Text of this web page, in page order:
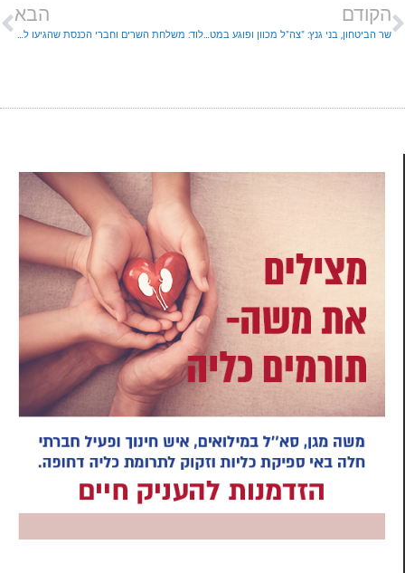
הקודם
שר הביטחון, בני גנץ: "צה"ל מכוון ופוגע במטרות צבאיות- חמאס מכוונת לאזרחים"
הבא
לוד: משלחת השרים וחברי הכנסת שהגיעו לתמוך בתושבי העיר לאחר המהומות